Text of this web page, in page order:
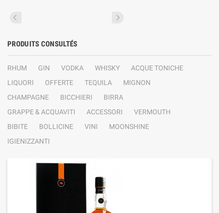
PRODUITS CONSULTÉS
RHUM GIN VODKA WHISKY
ACQUE TONICHE
LIQUORI
OFFERTE TEQUILA
MIGNON
CHAMPAGNE
BICCHIERI
BIRRA
GRAPPE & ACQUAVITI
ACCESSORI
VERMOUTH
BIBITE
BOLLICINE VINI
MOONSHINE
IGIENIZZANTI